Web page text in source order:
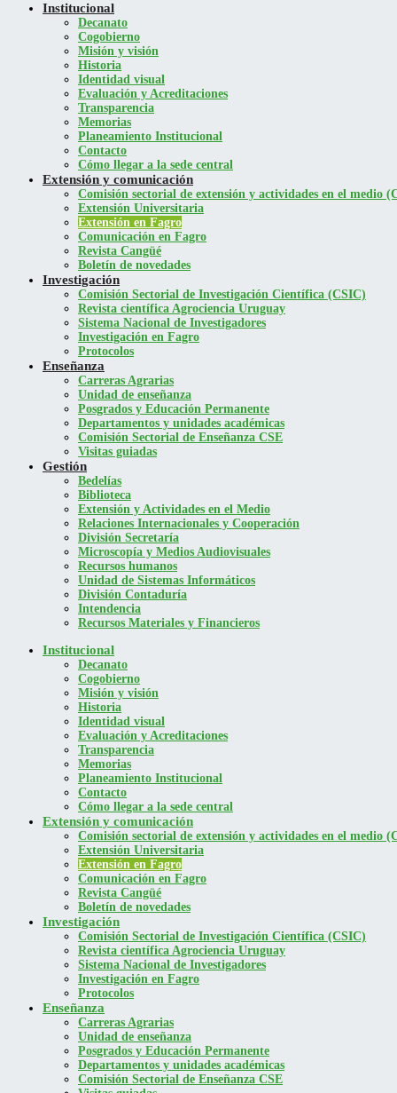
Institucional
Decanato
Cogobierno
Misión y visión
Historia
Identidad visual
Evaluación y Acreditaciones
Transparencia
Memorias
Planeamiento Institucional
Contacto
Cómo llegar a la sede central
Extensión y comunicación
Comisión sectorial de extensión y actividades en el medio
Extensión Universitaria
Extensión en Fagro
Comunicación en Fagro
Revista Cangüé
Boletín de novedades
Investigación
Comisión Sectorial de Investigación Científica (CSIC)
Revista científica Agrociencia Uruguay
Sistema Nacional de Investigadores
Investigación en Fagro
Protocolos
Enseñanza
Carreras Agrarias
Unidad de enseñanza
Posgrados y Educación Permanente
Departamentos y unidades académicas
Comisión Sectorial de Enseñanza CSE
Visitas guiadas
Gestión
Bedelías
Biblioteca
Extensión y Actividades en el Medio
Relaciones Internacionales y Cooperación
División Secretaría
Microscopía y Medios Audiovisuales
Recursos humanos
Unidad de Sistemas Informáticos
División Contaduría
Intendencia
Recursos Materiales y Financieros
Institucional
Decanato
Cogobierno
Misión y visión
Historia
Identidad visual
Evaluación y Acreditaciones
Transparencia
Memorias
Planeamiento Institucional
Contacto
Cómo llegar a la sede central
Extensión y comunicación
Comisión sectorial de extensión y actividades en el medio
Extensión Universitaria
Extensión en Fagro
Comunicación en Fagro
Revista Cangüé
Boletín de novedades
Investigación
Comisión Sectorial de Investigación Científica (CSIC)
Revista científica Agrociencia Uruguay
Sistema Nacional de Investigadores
Investigación en Fagro
Protocolos
Enseñanza
Carreras Agrarias
Unidad de enseñanza
Posgrados y Educación Permanente
Departamentos y unidades académicas
Comisión Sectorial de Enseñanza CSE